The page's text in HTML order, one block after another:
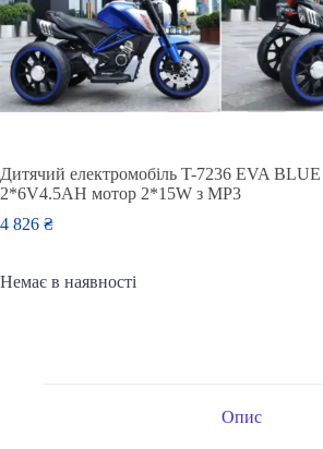
Дитячий електромобіль T-7236 EVA
2*6V4.5AH мотор 2*15W з MP3
4 826 ₴
Немає в наявності
Опис